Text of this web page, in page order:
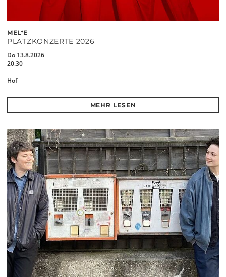
MEL*E
PLATZKONZERTE 2026
Do 13.8.2026
20.30
Hof
MEHR LESEN